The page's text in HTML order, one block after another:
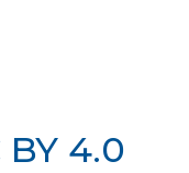
BY 4.0